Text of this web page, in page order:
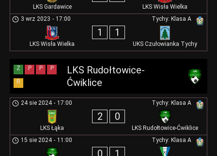
LKS Gardawice
LKS Wisła Wielka
Tychy: Klasa A
3 wrz 2023 - 17:00
LKS Wisła Wielka
1 1
UKS Czułowianka Tychy
LKS Rudołtowice-
Ćwiklice
Z P P
P
R
Tychy: Klasa A
24 sie 2024 - 17:00
LKS Łąka
2 0
LKS Rudołtowice-Ćwiklice
Tychy: Klasa A
15 sie 2024 - 11:00
0 1